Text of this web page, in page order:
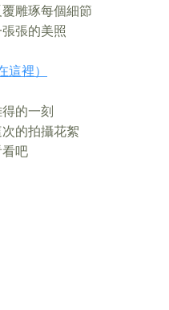
雕琢每個細節
張的美照
這裡）
的一刻
的拍攝花絮
吧